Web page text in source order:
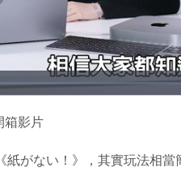
箱影片
紙がない！》，其實玩法相